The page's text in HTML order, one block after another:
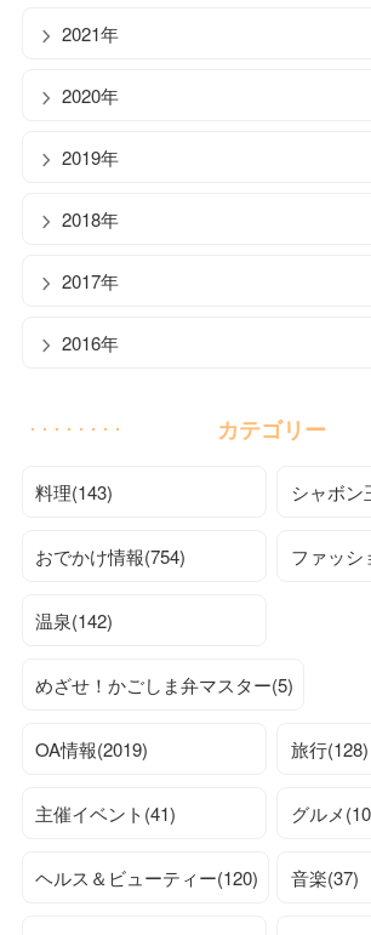
2021年
2020年
2019年
2018年
2017年
2016年
カテゴリー
料理(143) シャボン
おでかけ情報(754) ファッシ
温泉(142)
めざせ！かごしま弁マスター(5)
OA情報(2019) 旅行(128)
主催イベント(41) グルメ
ヘルス＆ビューティー(120) 音楽(37)